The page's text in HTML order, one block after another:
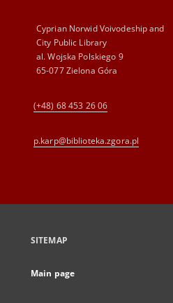
Cyprian Norwid Voivodeship and
City Public Library
al. Wojska Polskiego 9
65-077 Zielona Góra
(+48) 68 453 26 06
p.karp@biblioteka.zgora.pl
SITEMAP
Main page